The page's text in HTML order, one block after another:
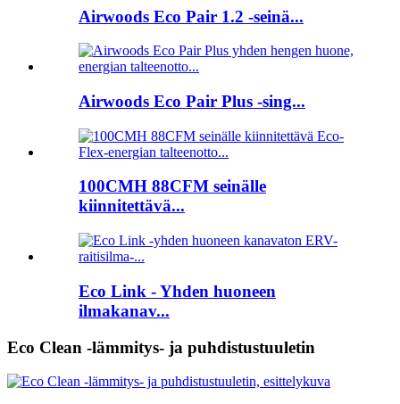
Airwoods Eco Pair 1.2 -seinä...
Airwoods Eco Pair Plus -sing...
100CMH 88CFM seinälle
kiinnitettävä...
Eco Link - Yhden huoneen
ilmakanav...
Eco Clean -lämmitys- ja puhdistustuuletin